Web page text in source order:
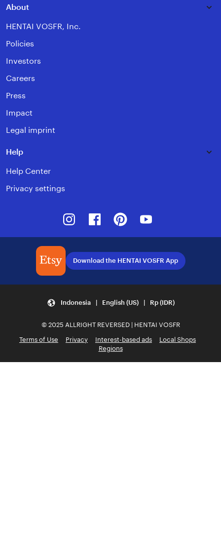
About
HENTAI VOSFR, Inc.
Policies
Investors
Careers
Press
Impact
Legal imprint
Help
Help Center
Privacy settings
InstagramFacebookPinterest
Download the HENTAI VOSFR App
Indonesia | English (US) | Rp (IDR)
© 2025 ALLRIGHT REVERSED | HENTAI VOSFR
Terms of Use
Privacy Interest-based ads
Local Shops
Regions